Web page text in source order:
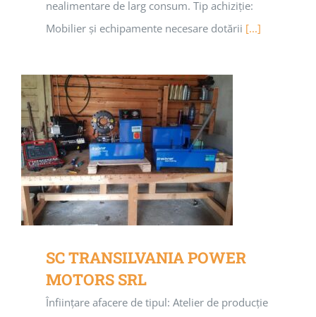
nealimentare de larg consum. Tip achiziție:
Mobilier și echipamente necesare dotării [...]
SC TRANSILVANIA POWER
MOTORS SRL
Înființare afacere de tipul: Atelier de producție